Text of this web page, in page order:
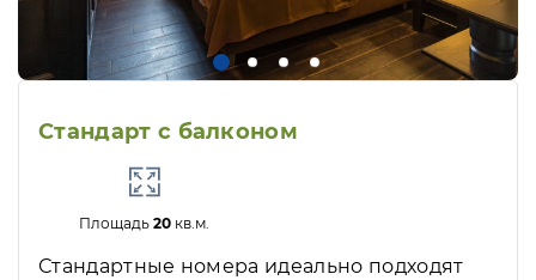
Стандарт с балконом
Площадь20 кв.м.
Стандартные номера идеально подходят